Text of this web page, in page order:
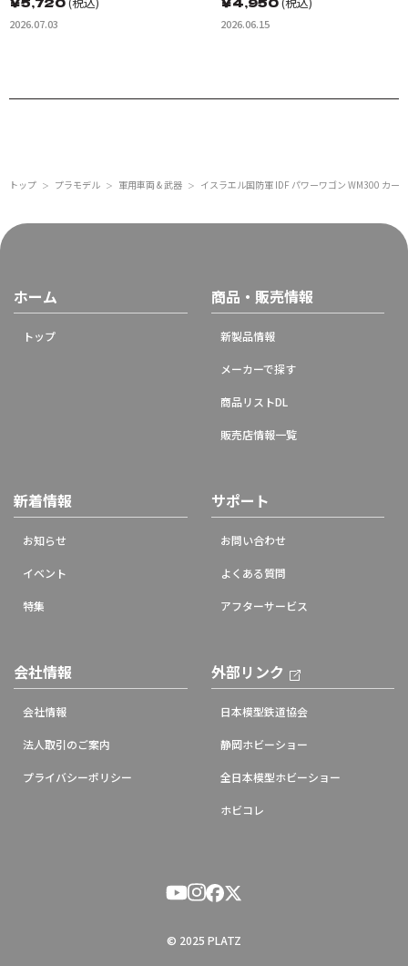
2026.07.03 2026.06.15
トップ ＞ プラモデル ＞ 軍用車両 & 武器 ＞ イスラエル国防軍 IDF パワーワゴン WM300 カー
ホーム
トップ
商品・販売情報
新製品情報
メーカーで探す
商品リストDL
販売店情報一覧
新着情報
お知らせ
イベント
特集
サポート
お問い合わせ
よくある質問
アフターサービス
会社情報
会社情報
法人取引のご案内
プライバシーポリシー
外部リンク
日本模型鉄道協会
静岡ホビーショー
全日本模型ホビーショー
ホビコレ
© 2025 PLATZ